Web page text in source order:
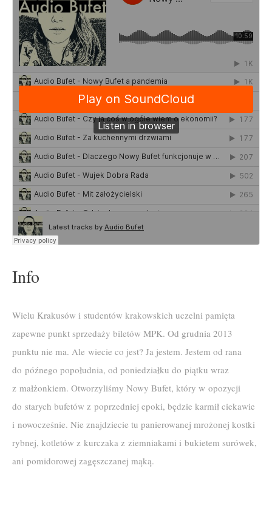
Info
Wielu Krakusów i studentów krakowskich uczelni pamięta
zapewne punkt sprzedaży biletów MPK. Od grudnia 2013
punktu nie ma. Ale wiecie co jest? Ja jestem. Jestem od rana
do późnego popołudnia, od poniedziałku do piątku wraz
z małżonkiem. Otworzyliśmy Nowy Bufet, który w opozycji
do starych bufetów z poprzedniej epoki, będzie karmił ciekawie
i nowocześnie. Nie znajdziecie tu panierowanej mrożonej kostki
rybnej, kotletów z kurczaka z ziemniakami i bukietem surówek,
ani pomidorowej zagęszczanej mąką.